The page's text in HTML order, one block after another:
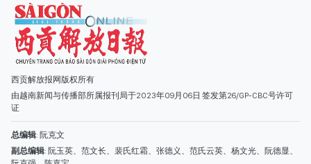
西贡解放报网版权所有
由越南新闻与传播部所属报刊局于2023年09月06日 签发第26/GP-CBC号许可
证
总编辑: 阮克文
副总编辑: 阮玉英、范文长、裴氏红霜、张德义、范氏云英、杨文光、阮德显、